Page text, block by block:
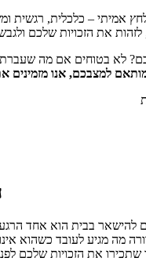
אמיתי – כלכלית, רגשית
את הזכויות שלכם
לא בטוחים אם מה שעברתם
למצבכם, אנו
להישאר בבית הוא אחד
בצורה ברורה מה מגיע לעובד
את הזכויות שלכם